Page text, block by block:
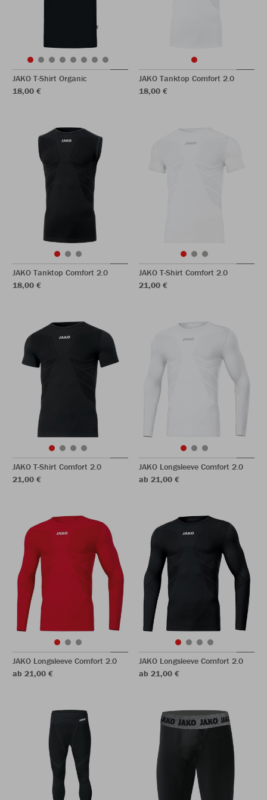
JAKO T-Shirt Organic
18,00 €
JAKO Tanktop Comfort 2.0
18,00 €
JAKO Tanktop Comfort 2.0
18,00 €
JAKO T-Shirt Comfort 2.0
21,00 €
JAKO T-Shirt Comfort 2.0
21,00 €
JAKO Longsleeve Comfort 2.0
ab 21,00 €
JAKO Longsleeve Comfort 2.0
ab 21,00 €
JAKO Longsleeve Comfort 2.0
ab 21,00 €